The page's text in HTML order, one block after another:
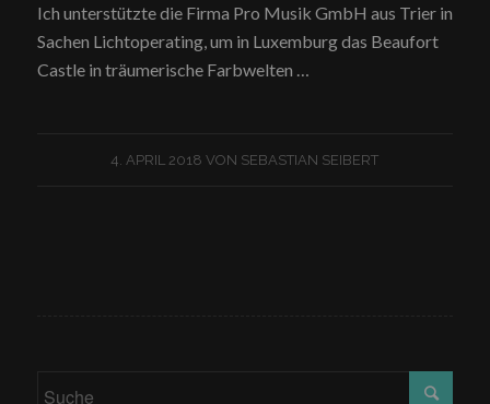
Ich unterstützte die Firma Pro Musik GmbH aus Trier in
Sachen Lichtoperating, um in Luxemburg das Beaufort
Castle in träumerische Farbwelten …
4. APRIL 2018 VON SEBASTIAN SEIBERT